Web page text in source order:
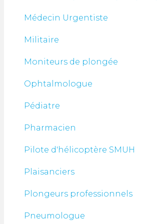
Médecin Urgentiste
Militaire
Moniteurs de plongée
Ophtalmologue
Pédiatre
Pharmacien
Pilote d'hélicoptère SMUH
Plaisanciers
Plongeurs professionnels
Pneumologue